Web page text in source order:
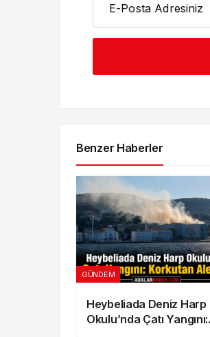
E-Posta Adresiniz
Benzer Haberler
GÜNDEM
Heybeliada Deniz Harp
Okulu’nda Çatı Yangını: